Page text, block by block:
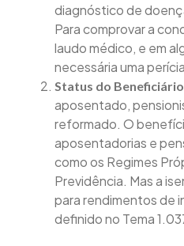
diagnóstico de
Para comprovar a
laudo médico, e em
necessária uma
Status do
aposentado,
reformado. O
aposentadorias e
como os Regimes
Previdência. Mas a
para rendimentos de
definido no Tema